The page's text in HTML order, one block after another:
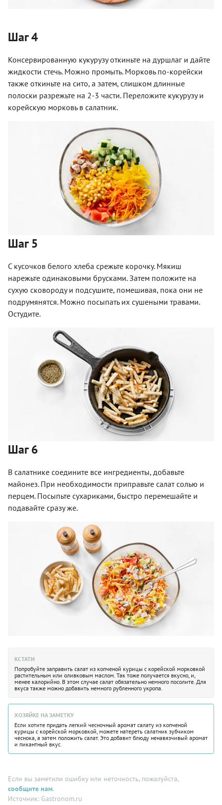
Шаг 4
Консервированную кукурузу откиньте на дуршлаг и дайте
жидкости стечь. Можно промыть. Морковь по-корейски
также откиньте на сито, а затем, слишком длинные
полоски разрежьте на 2-3 части. Переложите кукурузу и
корейскую морковь в салатник.
Шаг 5
С кусочков белого хлеба срежьте корочку. Мякиш
нарежьте одинаковыми брусками. Затем положите на
сухую сковороду и подсушите, помешивая, пока они не
подрумянятся. Можно посыпать их сушеными травами.
Остудите.
Шаг 6
В салатнике соедините все ингредиенты, добавьте
майонез. При необходимости приправьте салат солью и
перцем. Посыпьте сухариками, быстро перемешайте и
подавайте сразу же.
КСТАТИ
Попробуйте заправить салат из копченой курицы с корейской морковкой
растительным или оливковым маслом. Так тоже получается вкусно, и,
менее калорийно. В этом случае салат обязательно немного посолите. Для
вкуса также можно добавить немного рубленного укропа.
ХОЗЯЙКЕ НА ЗАМЕТКУ
Если хотите придать легкий чесночный аромат салату из копченой
курицы с корейской морковкой, можете натереть салатник зубчиком
чеснока, а затем положить салат. Это добавит блюду ненавязчивый аромат
и пикантный вкус.
Если вы заметили ошибку или неточность, пожалуйста,
сообщите нам.
Источник: Gastronom.ru